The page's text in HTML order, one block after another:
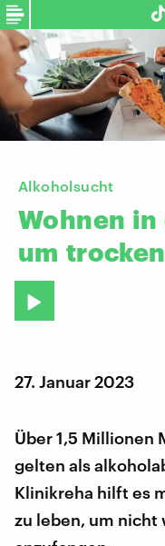
Alkoholsucht
Wohnen in
um trocken
27. Januar 2023
Über 1,5 Millionen
gelten als
Klinikreha hilft es
zu leben, um nicht